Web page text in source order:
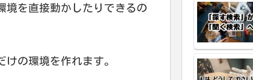
境を直接動かしたりできるの
の環境を作れます。